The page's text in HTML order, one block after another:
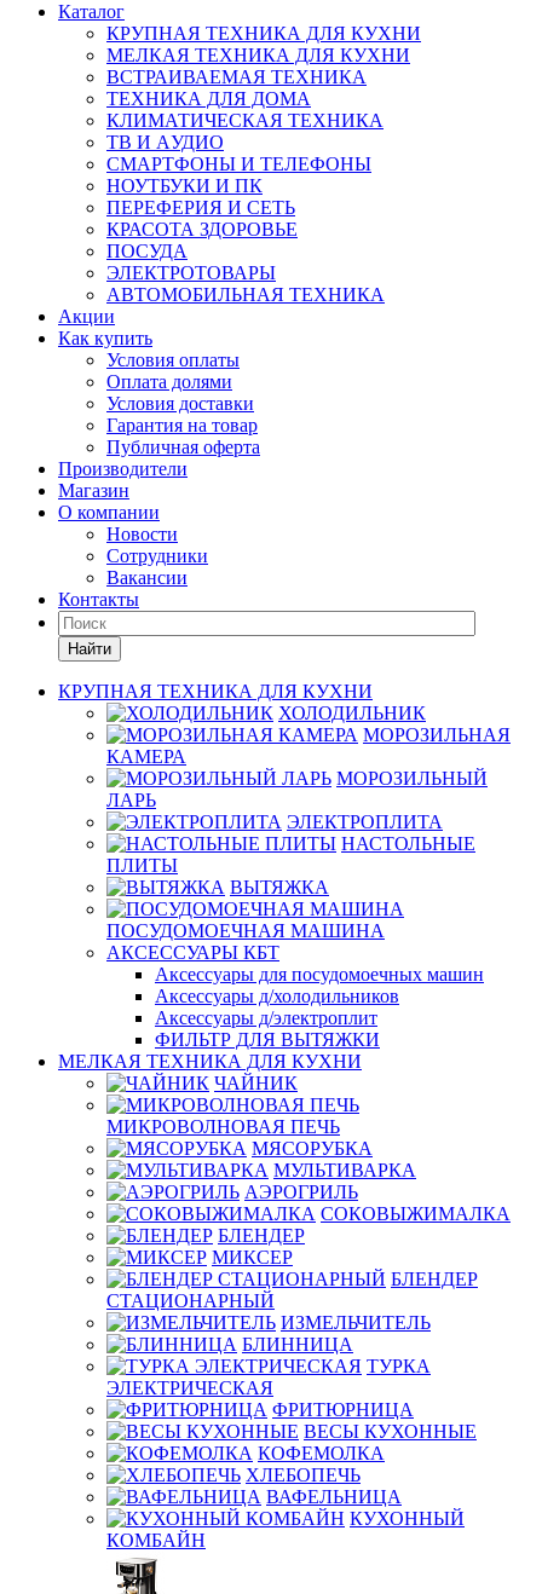
Каталог
КРУПНАЯ ТЕХНИКА ДЛЯ КУХНИ
МЕЛКАЯ ТЕХНИКА ДЛЯ КУХНИ
ВСТРАИВАЕМАЯ ТЕХНИКА
ТЕХНИКА ДЛЯ ДОМА
КЛИМАТИЧЕСКАЯ ТЕХНИКА
ТВ И AУДИО
СМАРТФОНЫ И ТЕЛЕФОНЫ
НОУТБУКИ И ПК
ПЕРЕФЕРИЯ И СЕТЬ
КРАСОТА ЗДОРОВЬЕ
ПОСУДА
ЭЛЕКТРОТОВАРЫ
АВТОМОБИЛЬНАЯ ТЕХНИКА
Акции
Как купить
Условия оплаты
Оплата долями
Условия доставки
Гарантия на товар
Публичная оферта
Производители
Магазин
О компании
Новости
Сотрудники
Вакансии
Контакты
Найти
КРУПНАЯ ТЕХНИКА ДЛЯ КУХНИ
ХОЛОДИЛЬНИК
МОРОЗИЛЬНАЯ
КАМЕРА
МОРОЗИЛЬНЫЙ
ЛАРЬ
ЭЛЕКТРОПЛИТА
НАСТОЛЬНЫЕ
ПЛИТЫ
ВЫТЯЖКА
ПОСУДОМОЕЧНАЯ МАШИНА
АКСЕССУАРЫ КБТ
Аксессуары для посудомоечных машин
Аксессуары д/холодильников
Аксессуары д/электроплит
ФИЛЬТР ДЛЯ ВЫТЯЖКИ
МЕЛКАЯ ТЕХНИКА ДЛЯ КУХНИ
ЧАЙНИК
МИКРОВОЛНОВАЯ ПЕЧЬ
МЯСОРУБКА
МУЛЬТИВАРКА
АЭРОГРИЛЬ
СОКОВЫЖИМАЛКА
БЛЕНДЕР
МИКСЕР
БЛЕНДЕР
СТАЦИОНАРНЫЙ
ИЗМЕЛЬЧИТЕЛЬ
БЛИННИЦА
ТУРКА
ЭЛЕКТРИЧЕСКАЯ
ФРИТЮРНИЦА
ВЕСЫ КУХОННЫЕ
КОФЕМОЛКА
ХЛЕБОПЕЧЬ
ВАФЕЛЬНИЦА
КУХОННЫЙ
КОМБАЙН